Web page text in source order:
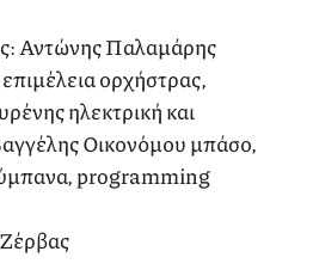
Αντώνης Παλαμάρης
ορχήστρας,
ηλεκτρική και
Οικονόμου μπάσο,
programming